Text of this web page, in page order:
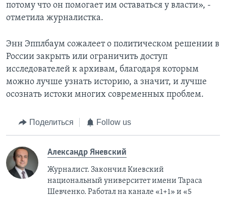
потому что он помогает им оставаться у власти», -
отметила журналистка.
Энн Эпплбаум сожалеет о политическом решении в
России закрыть или ограничить доступ
исследователей к архивам, благодаря которым
можно лучше узнать историю, а значит, и лучше
осознать истоки многих современных проблем.
Поделиться Follow us
Александр Яневский
Журналист. Закончил Киевский
национальный университет имени Тараса
Шевченко. Работал на канале «1+1» и «5